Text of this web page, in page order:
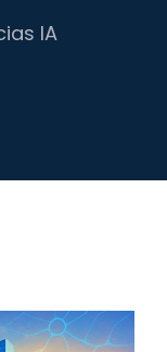
IA